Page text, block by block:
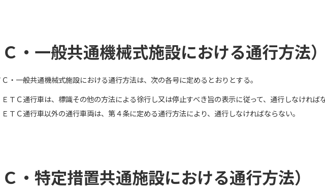
Ｃ・一般共通機械式施設における通行方法）
Ｃ・一般共通機械式施設における通行方法は、次の各号に定めるとおりとする。
ＴＣ通行車は、標識その他の方法による徐行し又は停止すべき旨の表示に従って、通行しなければな
ＴＣ通行車以外の通行車両は、第４条に定める通行方法により、通行しなければならない。
Ｃ・特定措置共通施設における通行方法）